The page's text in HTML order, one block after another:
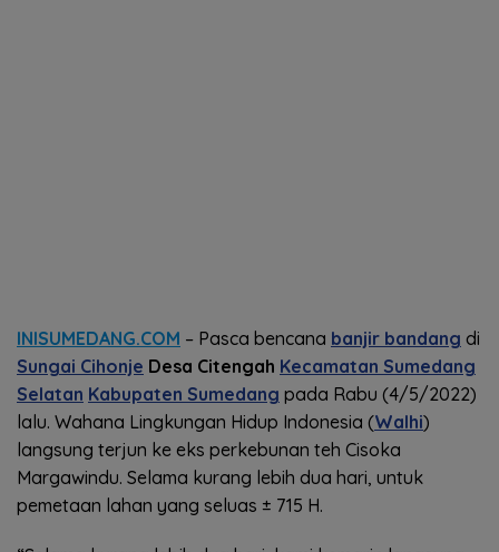
INISUMEDANG.COM – Pasca bencana banjir bandang di
Sungai Cihonje Desa Citengah Kecamatan Sumedang
Selatan Kabupaten Sumedang pada Rabu (4/5/2022)
lalu. Wahana Lingkungan Hidup Indonesia (Walhi)
langsung terjun ke eks perkebunan teh Cisoka
Margawindu. Selama kurang lebih dua hari, untuk
pemetaan lahan yang seluas ± 715 H.